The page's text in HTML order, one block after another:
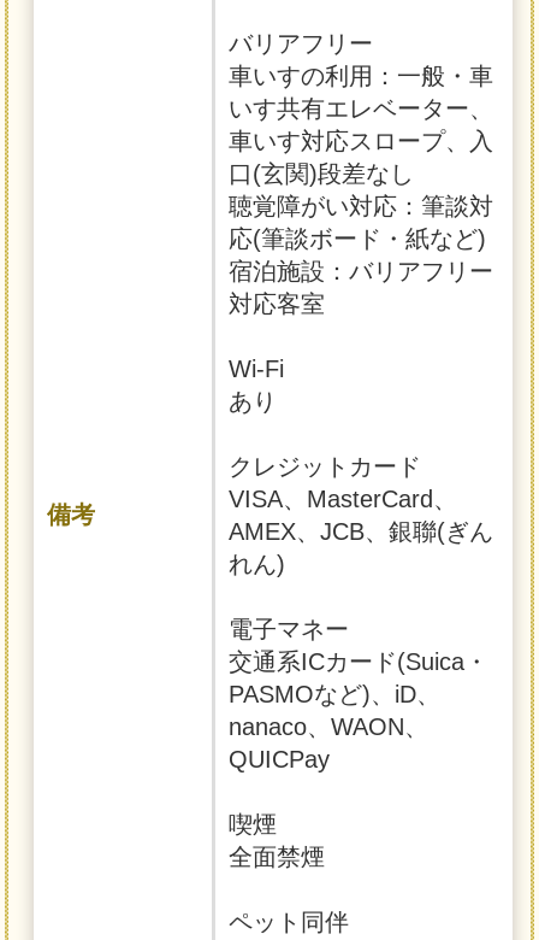
備考
バリアフリー
車いすの利用：一般・車
いす共有エレベーター、
車いす対応スロープ、入
口(玄関)段差なし
聴覚障がい対応：筆談対
応(筆談ボード・紙など)
宿泊施設：バリアフリー
対応客室
Wi-Fi
あり
クレジットカード
VISA、MasterCard、
AMEX、JCB、銀聯(ぎん
れん)
電子マネー
交通系ICカード(Suica・
PASMOなど)、iD、
nanaco、WAON、
QUICPay
喫煙
全面禁煙
ペット同伴